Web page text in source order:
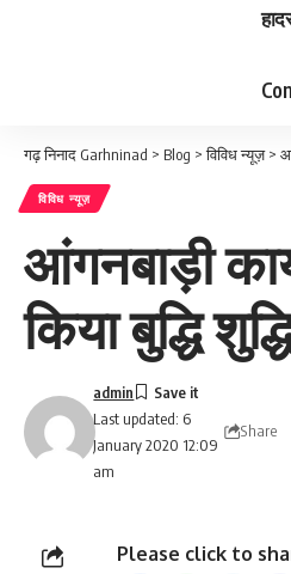
गढ़ निनाद Garhninad > Blog >विविध न्यूज़>
विविध न्यूज़
आंगनबाड़ी
किया बुद्धि
Last updated: 6
January 2020 12:09
am
admin
Share
Please click to